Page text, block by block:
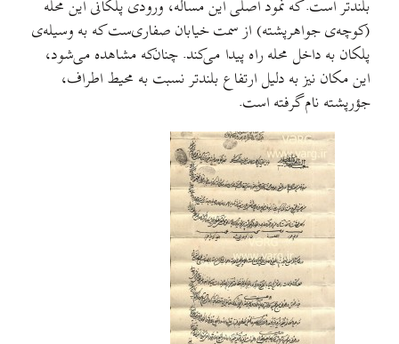
بلندتر است. که نمود اصلی این مساله، ورودی پلکانی این محله
(کوچه‌ی جواهرپشته) از سمت خیابان صفاری‌ست که به وسیله‌ی
پلکان به داخل محله راه پیدا می‌کند. چنان‌که مشاهده می‌شود،
این مکان نیز به دلیل ارتفاع بلندتر نسبت به محیط اطراف،
جؤرپشته نام گرفته است.